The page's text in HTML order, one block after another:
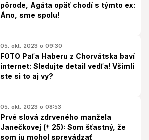
pôrode, Agáta opäť chodí s týmto ex:
Áno, sme spolu!
05. okt. 2023 o 09:30
FOTO Paľa Haberu z Chorvátska baví
internet: Sledujte detail vedľa! Všimli
ste si to aj vy?
05. okt. 2023 o 08:53
Prvé slová zdrveného manžela
Janečkovej († 25): Som šťastný, že
som ju mohol sprevádzať